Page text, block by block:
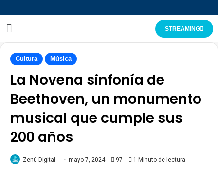
STREAMING
Cultura Música
La Novena sinfonía de
Beethoven, un monumento
musical que cumple sus
200 años
Zenú Digital mayo 7, 2024 97 1 Minuto de lectura